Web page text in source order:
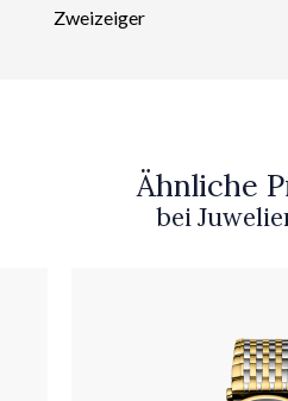
Zweizeiger
Ähnliche
bei